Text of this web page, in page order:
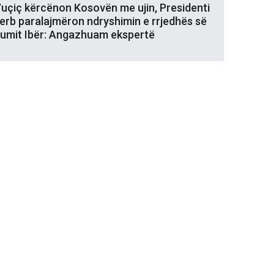
kërcënon Kosovën me ujin, Presidenti
paralajmëron ndryshimin e rrjedhës së
Ibër: Angazhuam ekspertë